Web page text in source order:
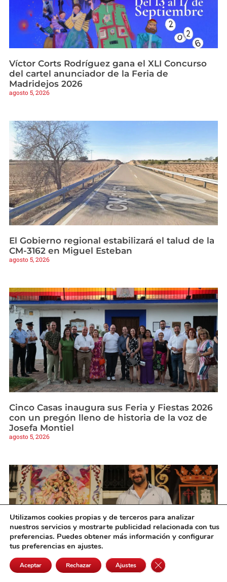
Víctor Corts Rodríguez gana el XLI Concurso
del cartel anunciador de la Feria de
Madridejos 2026
agosto 5, 2026
El Gobierno regional estabilizará el talud de la
CM-3162 en Miguel Esteban
agosto 5, 2026
Cinco Casas inaugura sus Feria y Fiestas 2026
con un pregón lleno de historia de la voz de
Josefa Montiel
agosto 5, 2026
Utilizamos cookies propias y de terceros para analizar
nuestros servicios y mostrarte publicidad relacionada con tus
preferencias. Puedes obtener más información y configurar
tus preferencias en ajustes.
Aceptar Rechazar Ajustes Cerrar el banner de